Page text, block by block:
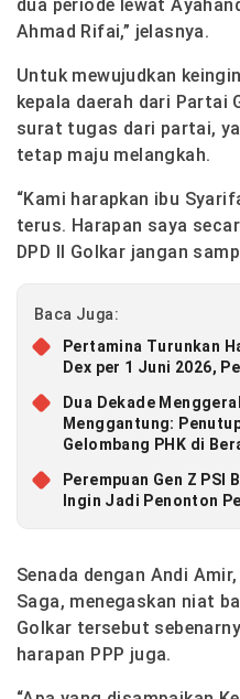
dua periode lewat
Ahmad Rifai,” jelasnya.
Untuk mewujudkan
kepala daerah dari Partai
surat tugas dari partai,
tetap maju melangkah.
“Kami harapkan ibu
terus. Harapan saya
DPD II Golkar jangan
Baca Juga:
Pertamina Turunkan
Dex per 1 Juni 2026,
Dua Dekade
Menggantung:
Gelombang PHK di
Perempuan Gen Z PSI
Ingin Jadi Penonton
Senada dengan Andi
Saga, menegaskan niat
Golkar tersebut
harapan PPP juga.